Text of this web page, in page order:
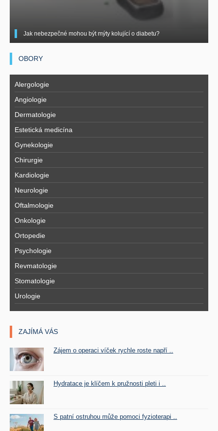
Jak nebezpečné mohou být mýty kolující o diabetu?
OBORY
Alergologie
Angiologie
Dermatologie
Estetická medicína
Gynekologie
Chirurgie
Kardiologie
Neurologie
Oftalmologie
Onkologie
Ortopedie
Psychologie
Revmatologie
Stomatologie
Urologie
ZAJÍMÁ VÁS
Zájem o operaci víček rychle roste napří ..
Hydratace je klíčem k pružnosti pleti i ..
S patní ostruhou může pomoci fyzioterapi ..